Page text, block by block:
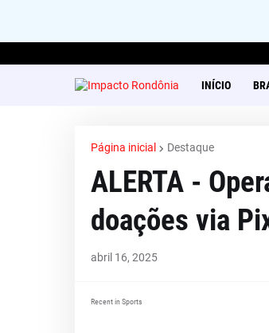
INÍCIO
Página inicial Destaque
ALERTA -
doações via
abril 16, 2025
Recent in Sports